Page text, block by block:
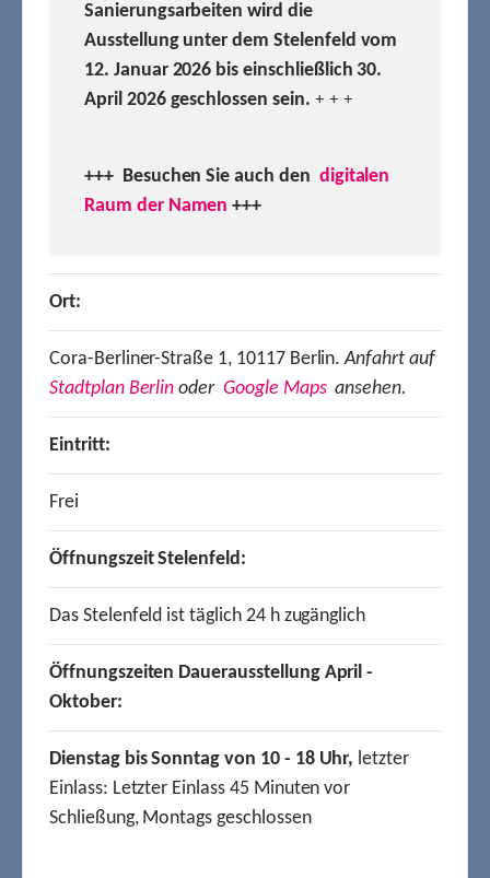
Sanierungsarbeiten wird die
Ausstellung unter dem Stelenfeld vom
12. Januar 2026 bis einschließlich 30.
April 2026 geschlossen sein. + + +
+++ Besuchen Sie auch den digitalen
Raum der Namen +++
Ort:
Cora-Berliner-Straße 1, 10117 Berlin.Anfahrt auf
Stadtplan Berlin oder Google Mapsansehen.
Eintritt:
Frei
Öffnungszeit Stelenfeld:
Das Stelenfeld ist täglich 24 h zugänglich
Öffnungszeiten Dauerausstellung April -
Oktober:
Dienstag bis Sonntag von 10 - 18 Uhr, letzter
Einlass: Letzter Einlass 45 Minuten vor
Schließung, Montags geschlossen